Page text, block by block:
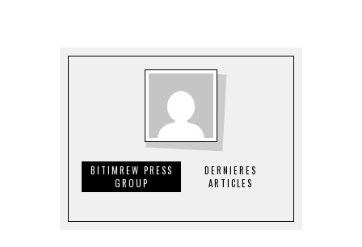
BITIMREW PRESS
GROUP
DERNIERES
ARTICLES